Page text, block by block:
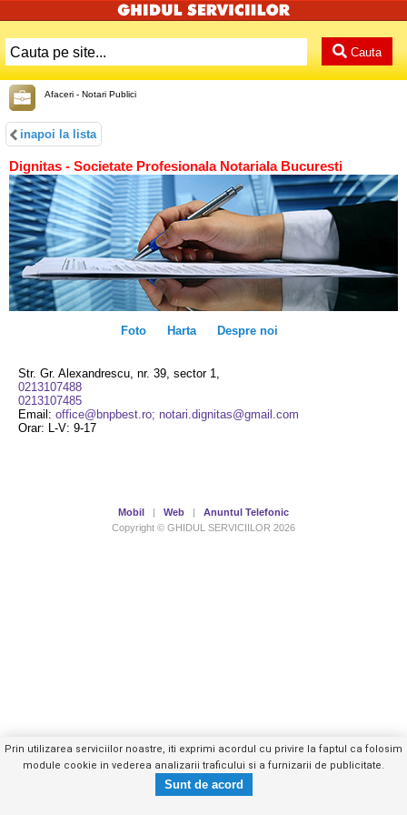
Cauta
Afaceri - Notari Publici
inapoi la lista
Dignitas - Societate Profesionala Notariala Bucuresti
Foto Harta Despre noi
Str. Gr. Alexandrescu, nr. 39, sector 1,
0213107488
0213107485
Email: office@bnpbest.ro; notari.dignitas@gmail.com
Orar: L-V: 9-17
Trimite mesaj privat
Mobil | Web | Anuntul Telefonic
Copyright © GHIDUL SERVICIILOR 2026
Prin utilizarea serviciilor noastre, iti exprimi acordul cu privire la faptul ca folosim
module cookie in vederea analizarii traficului si a furnizarii de publicitate.